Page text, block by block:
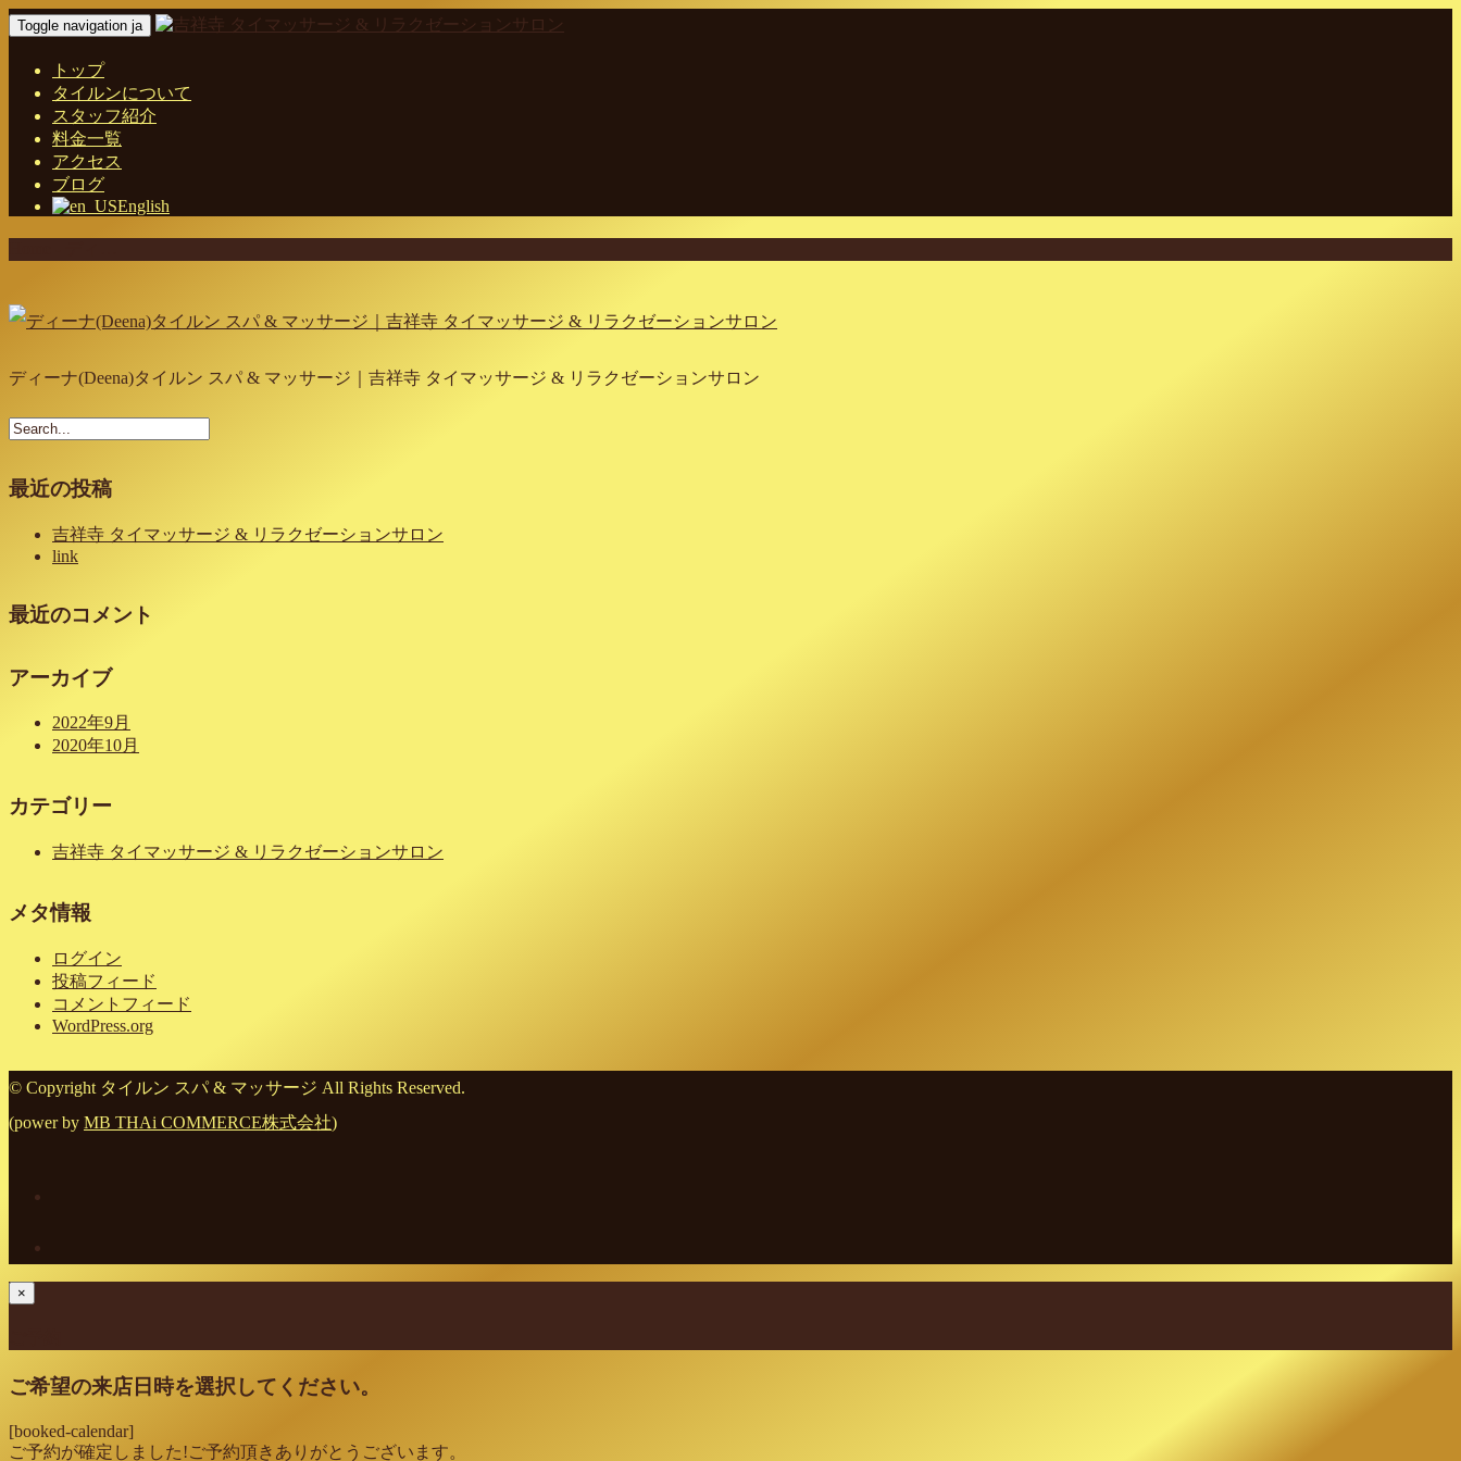
Toggle navigation ja
トップ
タイルンについて
スタッフ紹介
料金一覧
アクセス
ブログ
English
ディーナ(Deena)タイルン スパ & マッサージ｜吉祥寺 タイマッサージ & リラクゼーションサロン
最近の投稿
吉祥寺 タイマッサージ & リラクゼーションサロン
link
最近のコメント
アーカイブ
2022年9月
2020年10月
カテゴリー
吉祥寺 タイマッサージ & リラクゼーションサロン
メタ情報
ログイン
投稿フィード
コメントフィード
WordPress.org
© Copyright タイルン スパ & マッサージ All Rights Reserved.
(power by MB THAi COMMERCE株式会社)
×
ご希望の来店日時を選択してください。
[booked-calendar]
ご予約が確定しました!ご予約頂きありがとうございます。